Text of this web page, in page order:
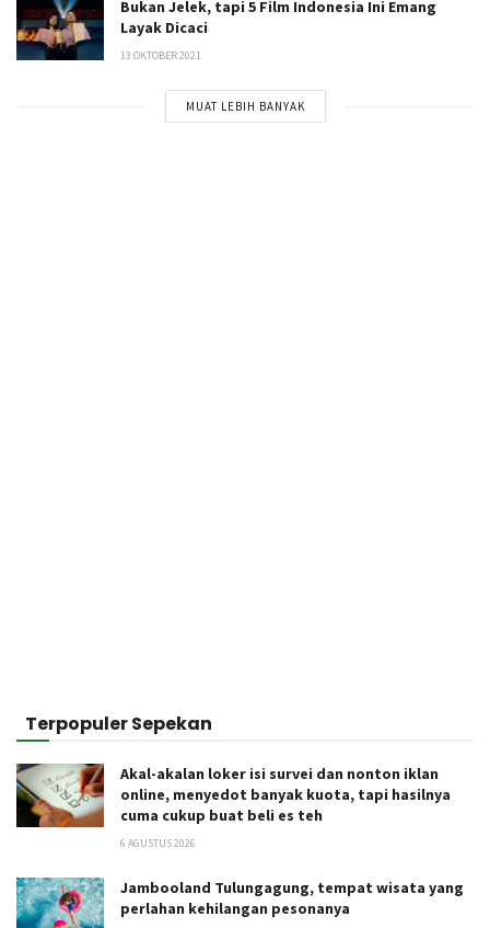
Bukan Jelek, tapi 5 Film Indonesia Ini Emang
Layak Dicaci
13 OKTOBER 2021
MUAT LEBIH BANYAK
Terpopuler Sepekan
Akal-akalan loker isi survei dan nonton iklan
online, menyedot banyak kuota, tapi hasilnya
cuma cukup buat beli es teh
6 AGUSTUS 2026
Jambooland Tulungagung, tempat wisata yang
perlahan kehilangan pesonanya